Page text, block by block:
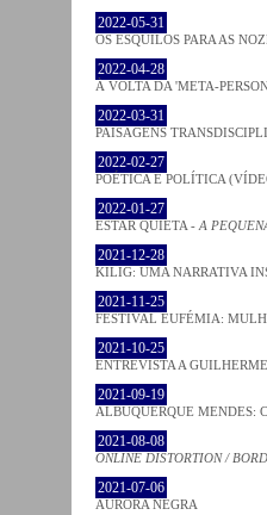
2022-05-31
OS ESQUILOS PARA AS
2022-04-28
À VOLTA DA 'META-
2022-03-31
PAISAGENS
2022-02-27
POÉTICA E POLÍTICA
2022-01-27
ESTAR QUIETA - A
2021-12-28
KILIG: UMA NARRATIVA
2021-11-25
FESTIVAL EUFÉMIA:
2021-10-25
ENTREVISTA A
2021-09-19
ALBUQUERQUE MENDES:
2021-08-08
ONLINE DISTORTION /
2021-07-06
AURORA NEGRA